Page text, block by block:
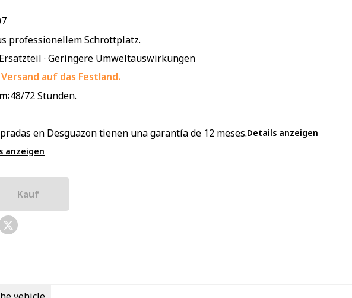
professionellem Schrottplatz.
· Geringere Umweltauswirkungen
Versand auf das Festland.
48/72 Stunden.
en Desguazon tienen una garantía de 12 meses.Details anzeigen
anzeigen
Kauf